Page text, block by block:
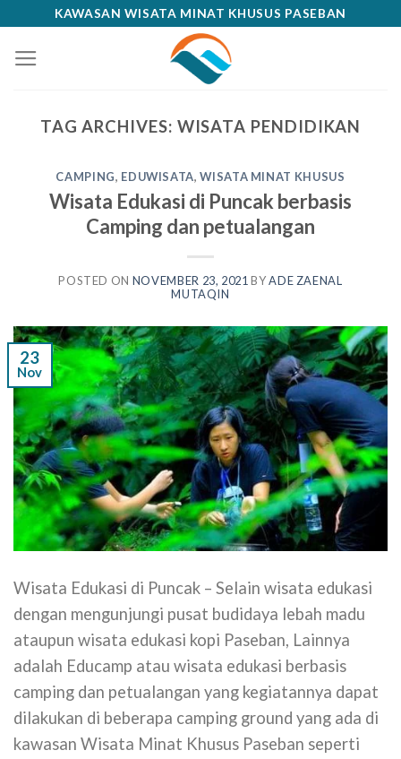
content
KAWASAN WISATA MINAT KHUSUS PASEBAN
TAG ARCHIVES: WISATA PENDIDIKAN
CAMPING, EDUWISATA,WISATA MINAT KHUSUS
Wisata Edukasi di Puncak berbasis
Camping dan petualangan
POSTED ON NOVEMBER 23, 2021 BYADE ZAENAL
MUTAQIN
23
Nov
Wisata Edukasi di Puncak – Selain wisata edukasi
dengan mengunjungi pusat budidaya lebah madu
ataupun wisata edukasi kopi Paseban, Lainnya
adalah Educamp atau wisata edukasi berbasis
camping dan petualangan yang kegiatannya dapat
dilakukan di beberapa camping ground yang ada di
kawasan Wisata Minat Khusus Paseban seperti